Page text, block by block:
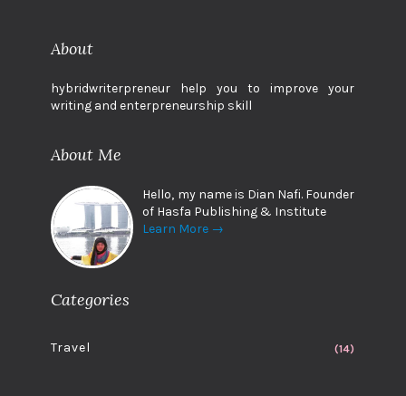
About
hybridwriterpreneur help you to improve your
writing and enterpreneurship skill
About Me
Hello, my name is Dian Nafi. Founder
of Hasfa Publishing & Institute
Learn More →
Categories
Travel (14)